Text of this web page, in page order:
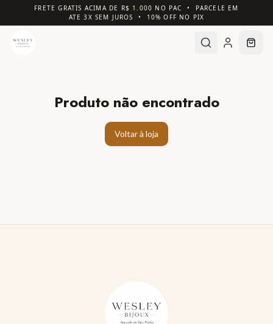
FRETE GRATIS ACIMA DE R$ 1.000 NO PAC • PARCELE EM
ATE 3X SEM JUROS • 10% OFF NO PIX
Produto não encontrado
Voltar à loja